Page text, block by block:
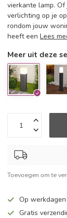
vierkante lamp.
verlichting op je
rondom jouw
heeft een Lees
Meer uit deze
Toevoegen om te
Op
Gratis